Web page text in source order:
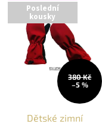
Poslední
kousky
380 Kč
–5 %
Dětské zimní